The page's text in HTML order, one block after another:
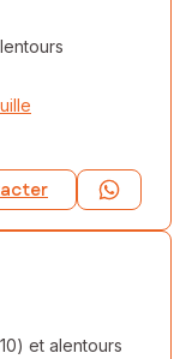
et alentours